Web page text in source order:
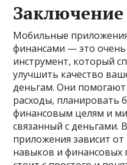
Заключение
Мобильные
финансами — это
инструмент, который
улучшить качество
деньгам. Они
расходы, планировать
финансовым целям и
связанный с деньгами.
приложения зависит
навыков и финансовых